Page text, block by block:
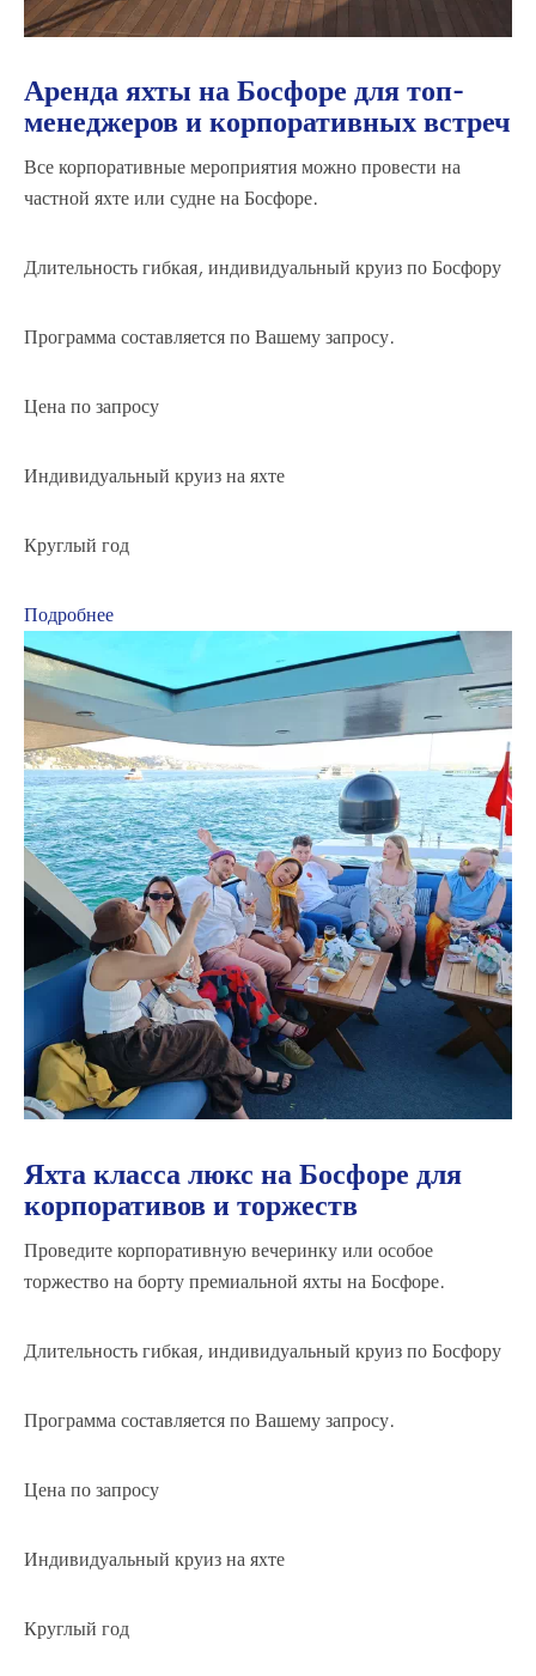
Аренда яхты на Босфоре для топ-
менеджеров и корпоративных встреч
Все корпоративные мероприятия можно провести на
частной яхте или судне на Босфоре.
Длительность гибкая, индивидуальный круиз по Босфору
Программа составляется по Вашему запросу.
Цена по запросу
Индивидуальный круиз на яхте
Круглый год
Подробнее
Яхта класса люкс на Босфоре для
корпоративов и торжеств
Проведите корпоративную вечеринку или особое
торжество на борту премиальной яхты на Босфоре.
Длительность гибкая, индивидуальный круиз по Босфору
Программа составляется по Вашему запросу.
Цена по запросу
Индивидуальный круиз на яхте
Круглый год